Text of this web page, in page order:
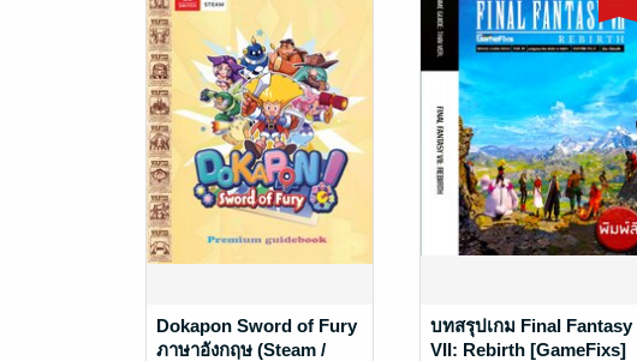
Dokapon Sword of Fury
ภาษาอังกฤษ (Steam /
บทสรุปเกม Final Fantasy
VII: Rebirth [GameFixs]